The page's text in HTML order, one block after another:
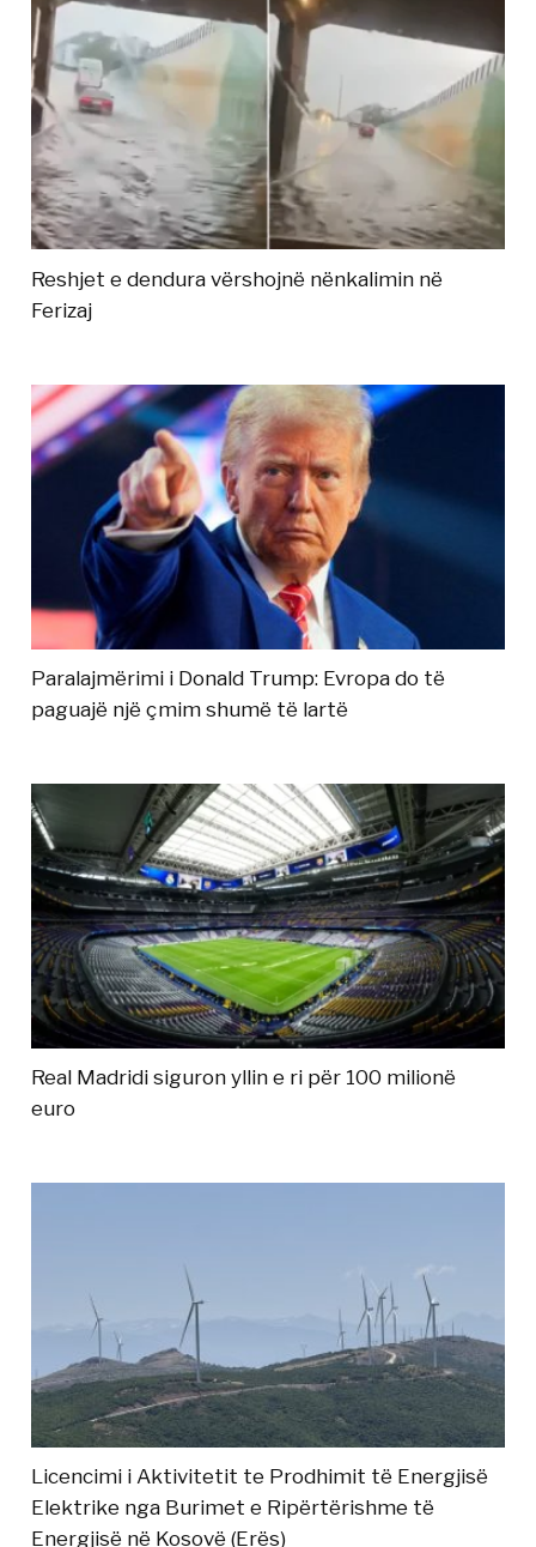
Reshjet e dendura vërshojnë nënkalimin në
Ferizaj
Paralajmërimi i Donald Trump: Evropa do të
paguajë një çmim shumë të lartë
Real Madridi siguron yllin e ri për 100 milionë
euro
Licencimi i Aktivitetit te Prodhimit të Energjisë
Elektrike nga Burimet e Ripërtërishme të
Energjisë në Kosovë (Erës)